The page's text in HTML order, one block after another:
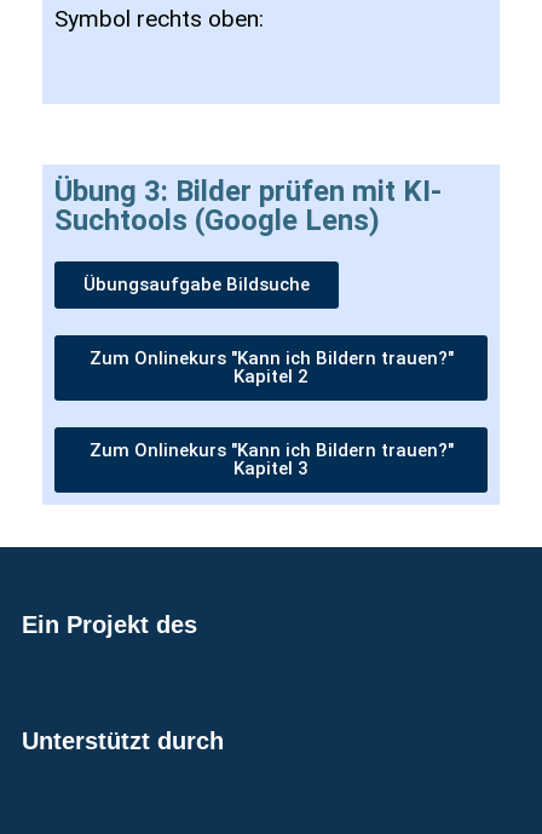
Symbol rechts oben:
Übung 3: Bilder prüfen mit KI-
Suchtools (Google Lens)
Übungsaufgabe Bildsuche
Zum Onlinekurs "Kann ich Bildern trauen?"
Kapitel 2
Zum Onlinekurs "Kann ich Bildern trauen?"
Kapitel 3
Ein Projekt des
Unterstützt durch